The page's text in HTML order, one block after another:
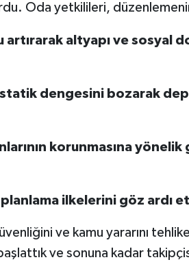
Oda yetkilileri,
artırarak altyapı ve sosyal
dengesini bozarak
korunmasına
planlama ilkelerini göz ardı
ve kamu yararını
ve sonuna kadar